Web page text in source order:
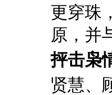
更穿珠
原，并
抨击枭
贤慧、